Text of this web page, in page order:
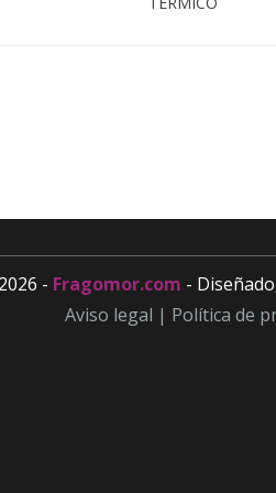
- Fragomor.com -
Aviso legal | Política de